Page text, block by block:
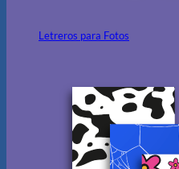
Letreros para Fotos